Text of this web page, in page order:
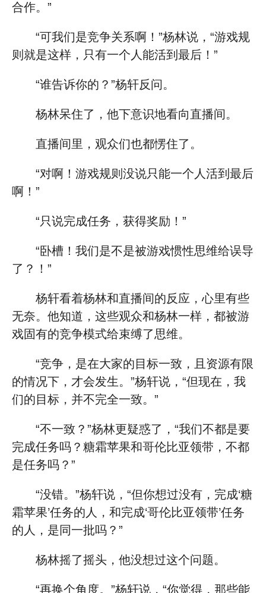
合作。”
“可我们是竞争关系啊！”杨林说，“游戏规
则就是这样，只有一个人能活到最后！”
“谁告诉你的？”杨轩反问。
杨林呆住了，他下意识地看向直播间。
直播间里，观众们也都愣住了。
“对啊！游戏规则没说只能一个人活到最后
啊！”
“只说完成任务，获得奖励！”
“卧槽！我们是不是被游戏惯性思维给误导
了？！”
杨轩看着杨林和直播间的反应，心里有些
无奈。他知道，这些观众和杨林一样，都被游
戏固有的竞争模式给束缚了思维。
“竞争，是在大家的目标一致，且资源有限
的情况下，才会发生。”杨轩说，“但现在，我
们的目标，并不完全一致。”
“不一致？”杨林更疑惑了，“我们不都是要
完成任务吗？糖霜苹果和哥伦比亚领带，不都
是任务吗？”
“没错。”杨轩说，“但你想过没有，完成‘糖
霜苹果’任务的人，和完成‘哥伦比亚领带’任务
的人，是同一批吗？”
杨林摇了摇头，他没想过这个问题。
“再换个角度。”杨轩说，“你觉得，那些能